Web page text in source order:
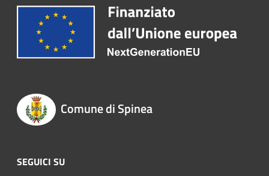
Comune di Spinea
SEGUICI SU